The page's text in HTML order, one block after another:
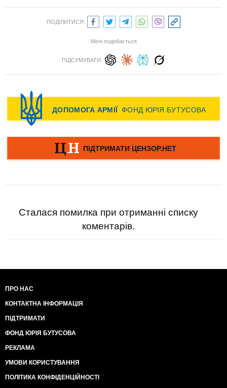
ПОДІЛИТИСЯ:
Мені подобається
ПІДСУМУВАТИ:
Сталася помилка при отриманні списку
коментарів.
ПРО НАС
КОНТАКТНА ІНФОРМАЦІЯ
ПІДТРИМАТИ
ФОНД ЮРІЯ БУТУСОВА
РЕКЛАМА
УМОВИ КОРИСТУВАННЯ
ПОЛІТИКА КОНФІДЕНЦІЙНОСТІ